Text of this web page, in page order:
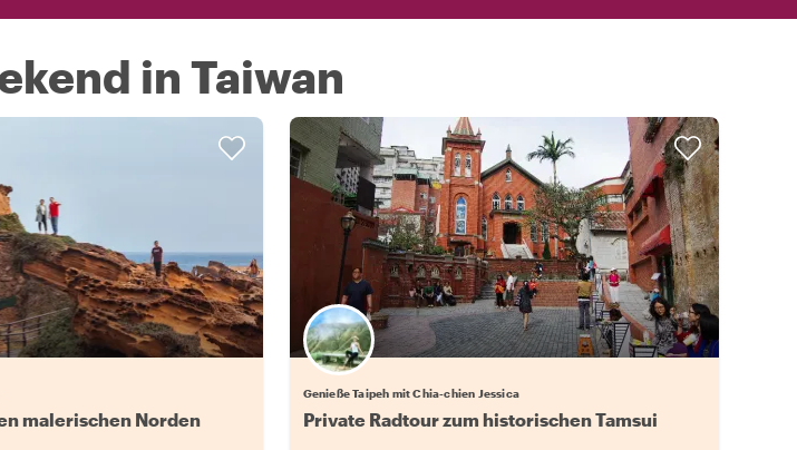
in Taiwan
malerischen Norden
Genieße Taipeh mit Chia-chien Jessica
Private Radtour zum historischen Tamsui